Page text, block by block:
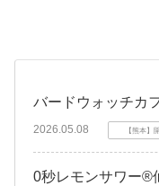
バードウォッチカ
2026.05.08 【熊本】
0秒レモンサワー®